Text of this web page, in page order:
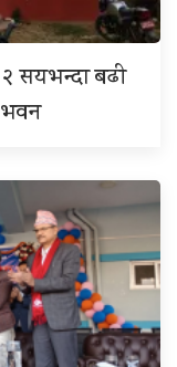
सयभन्दा बढी